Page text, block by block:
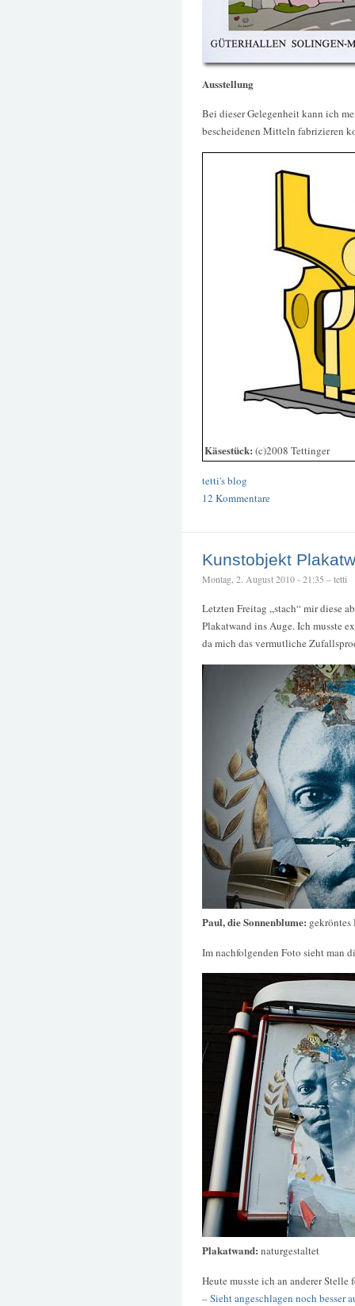
Ausstellung
Bei dieser Gelegenheit kann ich
bescheidenen Mitteln fabrizieren
Käsestück: (c)2008 Tettinger
tetti's blog
12 Kommentare
Kunstobjekt
Montag, 2. August 2010 - 21:35 – tetti
Letzten Freitag „stach“ mir diese
Plakatwand ins Auge. Ich musste
da mich das vermutliche
Paul, die Sonnenblume: gekröntes
Im nachfolgenden Foto sieht man
Plakatwand: naturgestaltet
Heute musste ich an anderer Stelle
– Sieht angeschlagen noch besser